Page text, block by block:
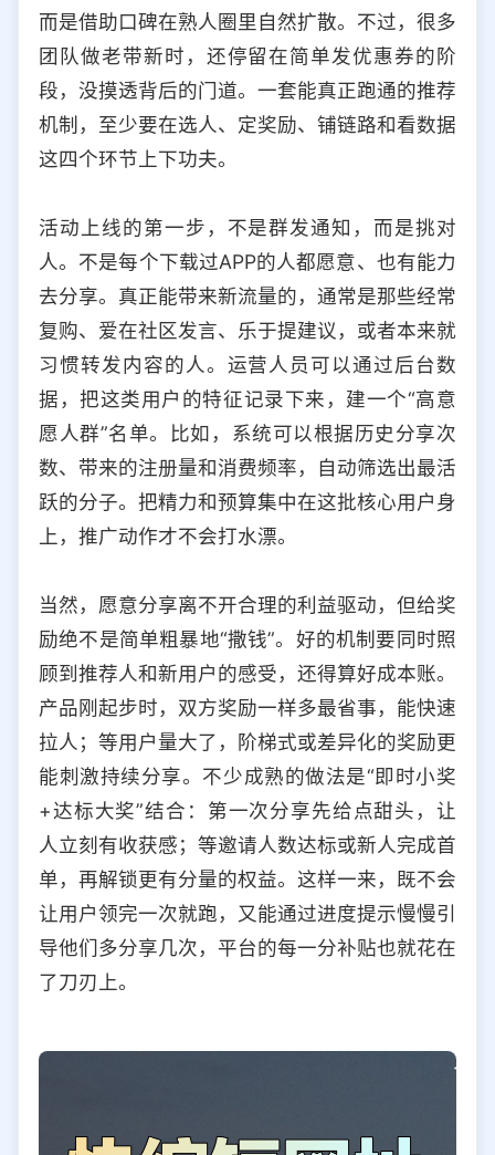
而是借助口碑在熟人圈里自然扩散。不过，很多
团队做老带新时，还停留在简单发优惠券的阶
段，没摸透背后的门道。一套能真正跑通的推荐
机制，至少要在选人、定奖励、铺链路和看数据
这四个环节上下功夫。
活动上线的第一步，不是群发通知，而是挑对
人。不是每个下载过APP的人都愿意、也有能力
去分享。真正能带来新流量的，通常是那些经常
复购、爱在社区发言、乐于提建议，或者本来就
习惯转发内容的人。运营人员可以通过后台数
据，把这类用户的特征记录下来，建一个“高意
愿人群”名单。比如，系统可以根据历史分享次
数、带来的注册量和消费频率，自动筛选出最活
跃的分子。把精力和预算集中在这批核心用户身
上，推广动作才不会打水漂。
当然，愿意分享离不开合理的利益驱动，但给奖
励绝不是简单粗暴地“撒钱”。好的机制要同时照
顾到推荐人和新用户的感受，还得算好成本账。
产品刚起步时，双方奖励一样多最省事，能快速
拉人；等用户量大了，阶梯式或差异化的奖励更
能刺激持续分享。不少成熟的做法是“即时小奖
+达标大奖”结合：第一次分享先给点甜头，让
人立刻有收获感；等邀请人数达标或新人完成首
单，再解锁更有分量的权益。这样一来，既不会
让用户领完一次就跑，又能通过进度提示慢慢引
导他们多分享几次，平台的每一分补贴也就花在
了刀刃上。